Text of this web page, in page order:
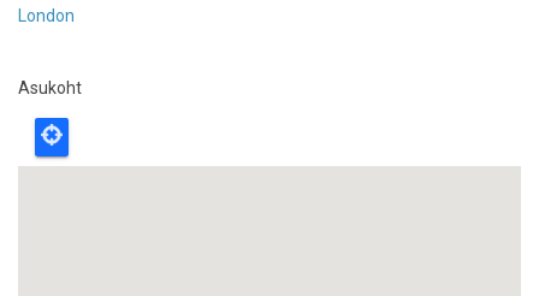
London
Asukoht